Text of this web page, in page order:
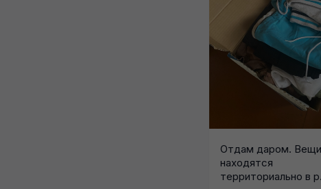
Отдам даром. Вещи
находятся
территориально в